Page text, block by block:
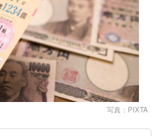
写真：PIXTA